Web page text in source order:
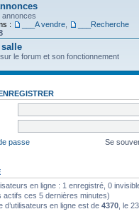
annonces
:
___A vendre
___Recherche
salle
le forum et son fonctionnement
passe
Se
en ligne : 1 enregistré, 0
actifs ces 5 dernières minutes)
d’utilisateurs en ligne est de 4370 , le